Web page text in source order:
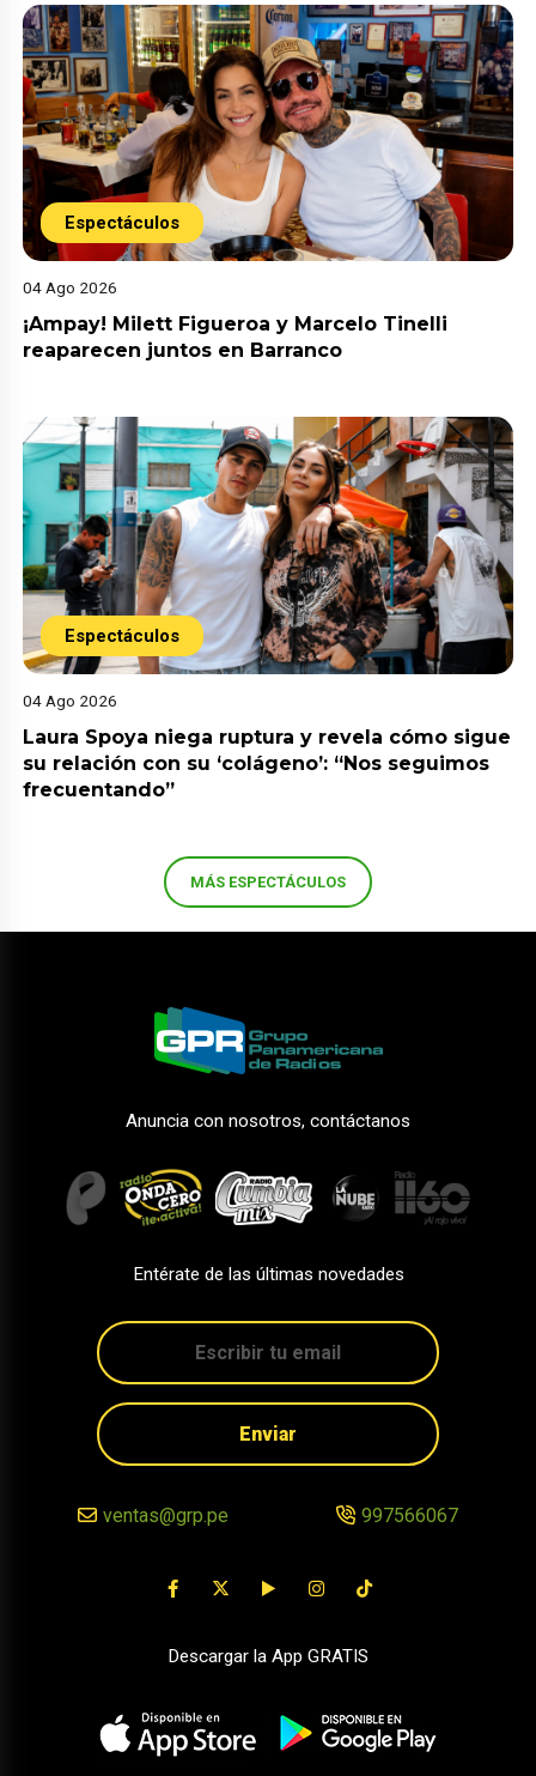
Espectáculos
04 Ago 2026
¡Ampay! Milett Figueroa y Marcelo Tinelli
reaparecen juntos en Barranco
Espectáculos
04 Ago 2026
Laura Spoya niega ruptura y revela cómo sigue
su relación con su ‘colágeno’: “Nos seguimos
frecuentando”
MÁS ESPECTÁCULOS
Anuncia con nosotros, contáctanos
Entérate de las últimas novedades
Enviar
ventas@grp.pe 997566067
Descargar la App GRATIS